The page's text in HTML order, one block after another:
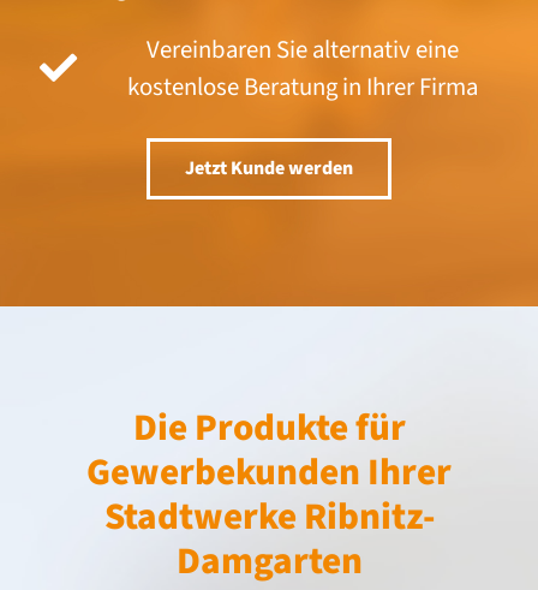
Vereinbaren Sie alternativ eine
kostenlose Beratung in Ihrer Firma
Jetzt Kunde werden
Die Produkte für
Gewerbekunden Ihrer
Stadtwerke Ribnitz-
Damgarten